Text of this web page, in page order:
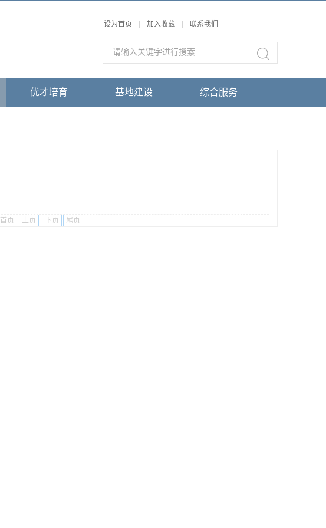
设为首页 加入收藏 联系我们
优才培育 基地建设 综合服务
首页 上页 下页 尾页